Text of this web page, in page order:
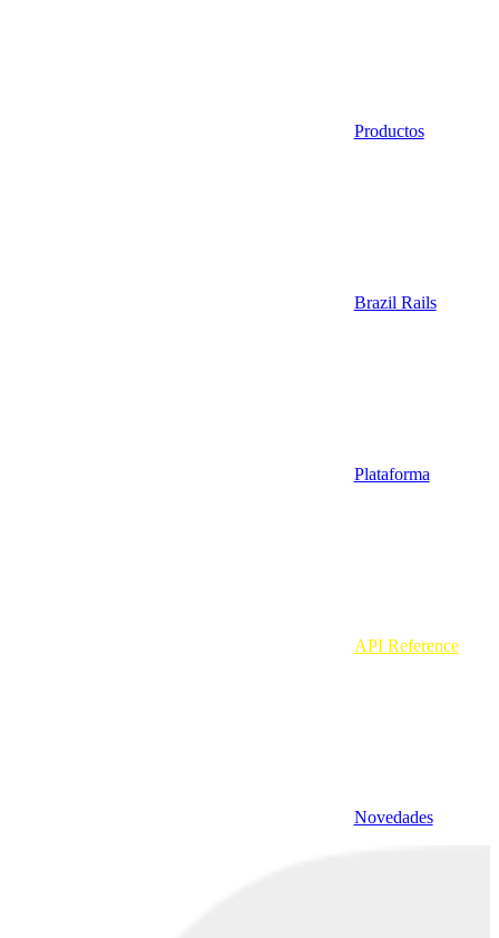
Productos
Brazil Rails
Plataforma
API Reference
Novedades